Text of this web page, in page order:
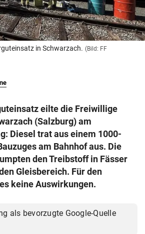
& Co KG 2026
in Schwarzach. (Bild: FF
eilte die Freiwillige
(Salzburg) am
Diesel trat aus einem 1000-
am Bahnhof aus. Die
den Treibstoff in Fässer
Gleisbereich. Für den
keine Auswirkungen.
als bevorzugte Google-Quelle